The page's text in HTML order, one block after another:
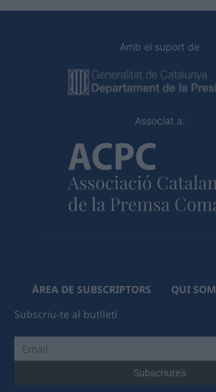
Amb el suport de
Associat a:
ÀREA DE SUBSCRIPTORS QUI SOM
Subscriu-te al butlletí